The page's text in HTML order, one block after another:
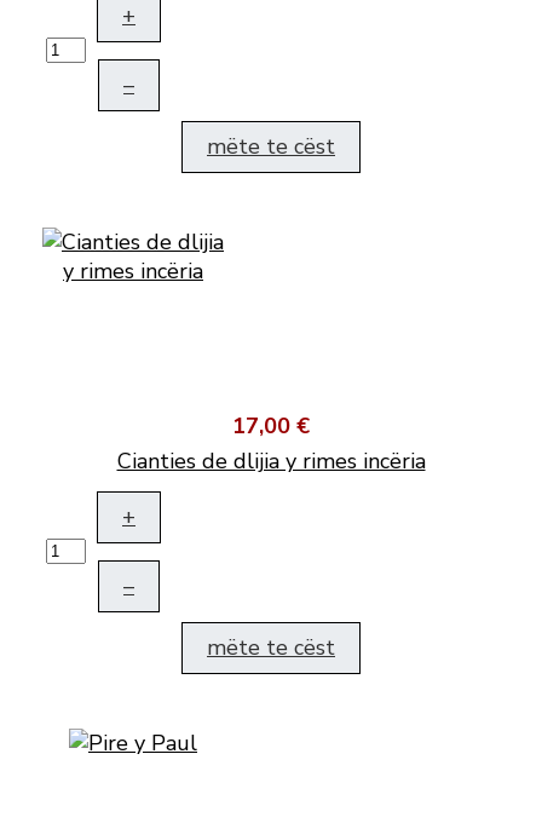
+
–
mëte te cëst
17,00 €
Cianties de dlijia y rimes incëria
+
–
mëte te cëst